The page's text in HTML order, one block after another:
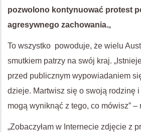
pozwolono kontynuować protest
agresywnego zachowania.„
To wszystko powoduje, że wielu
smutkiem patrzy na swój kraj.
przed publicznym wypowiadaniem
dzieje. Martwisz się o swoją rodzinę
mogą wyniknąć z tego, co mówisz” –
„Zobaczyłam w Internecie zdjęcie z